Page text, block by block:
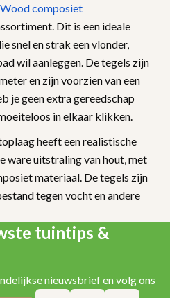
composiet
Dit is een ideale
snel en strak een vlonder,
wil aanleggen. De tegels zijn
en zijn voorzien van een
je geen extra gereedschap
in elkaar klikken.
heeft een realistische
ware uitstraling van hout, met
materiaal. De tegels zijn
tegen vocht en andere
tuintips &
nieuwsbrief en volg ons